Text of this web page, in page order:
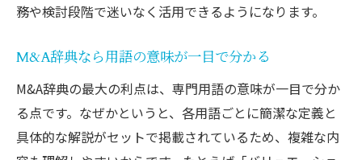
務や検討段階で迷いなく活用できるようになります。
M&A辞典なら用語の意味が一目で分かる
M&A辞典の最大の利点は、専門用語の意味が一目で分か
る点です。なぜかというと、各用語ごとに簡潔な定義と
具体的な解説がセットで掲載されているため、複雑な内